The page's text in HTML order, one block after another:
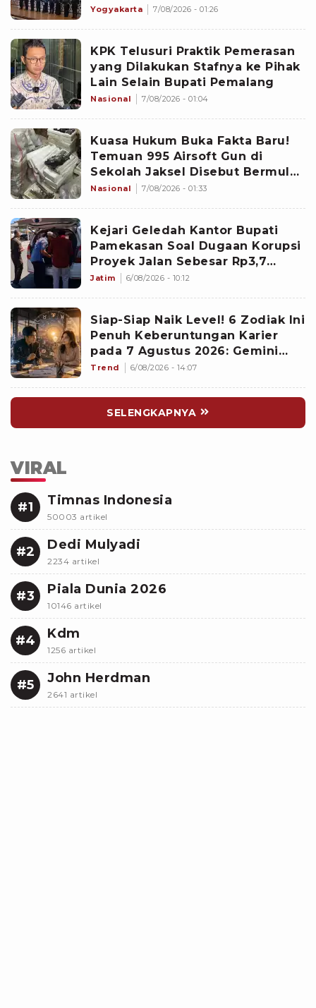
Diminta Fokus pada Lima
Yogyakarta 7/08/2026 - 01:26
KPK Telusuri Praktik Pemerasan
yang Dilakukan Stafnya ke Pihak
Lain Selain Bupati Pemalang
Nasional 7/08/2026 - 01:04
Kuasa Hukum Buka Fakta Baru!
Temuan 995 Airsoft Gun di
Sekolah Jaksel Disebut Bermula
dari Sengketa Yayasan
Nasional 7/08/2026 - 01:33
Kejari Geledah Kantor Bupati
Pamekasan Soal Dugaan Korupsi
Proyek Jalan Sebesar Rp3,7
Milliar
Jatim 6/08/2026 - 10:12
Siap-Siap Naik Level! 6 Zodiak Ini
Penuh Keberuntungan Karier
pada 7 Agustus 2026: Gemini
Punya Senjata Utama
Trend 6/08/2026 - 14:07
SELENGKAPNYA
VIRAL
#1 Timnas Indonesia
50003 artikel
#2 Dedi Mulyadi
2234 artikel
#3 Piala Dunia 2026
10146 artikel
#4 Kdm
1256 artikel
#5 John Herdman
2641 artikel